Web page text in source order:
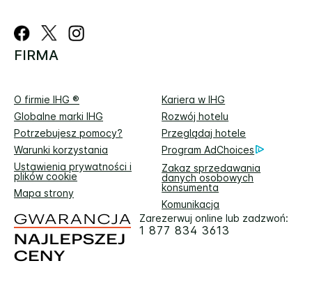
FIRMA
O firmie IHG ®
Kariera w IHG
Globalne marki IHG
Rozwój hotelu
Potrzebujesz pomocy?
Przeglądaj hotele
Warunki korzystania
Program AdChoices
Ustawienia prywatności i
plików cookie
Zakaz sprzedawania
danych osobowych
konsumenta
Mapa strony
Komunikacja
Zarezerwuj online lub zadzwoń:
1 877 834 3613